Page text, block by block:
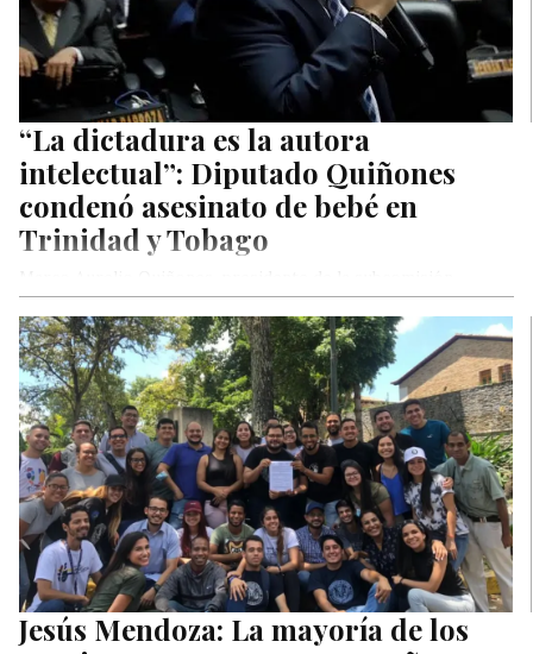
“La dictadura es la autora
intelectual”: Diputado Quiñones
condenó asesinato de bebé en
Trinidad y Tobago
especial de Atención a Exiliados, condenó este martes el
asesinato del bebé Yaelvis…
Jesús Mendoza: La mayoría de los